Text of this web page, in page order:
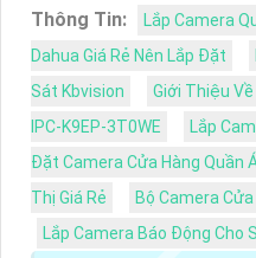
Thông Tin: Lắp Camera
Dahua Giá Rẻ Nên Lắp Đặt
Sát Kbvision
Giới Thiệu Về
IPC-K9EP-3T0WE
Lắp
Đặt Camera Cửa Hàng Quần
Thị Giá Rẻ
Bộ Camera
Lắp Camera Báo Động Cho